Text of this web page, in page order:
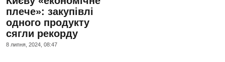
плече»: закупівлі
одного продукту
сягли рекорду
8 липня, 2024, 08:47